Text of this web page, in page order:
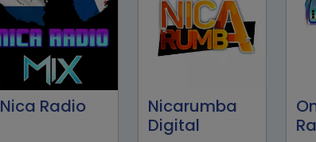
Nica Radio
Nicarumba
Digital